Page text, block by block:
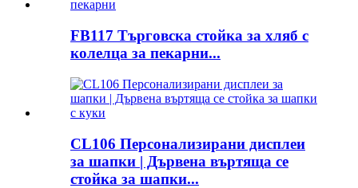
FB117 Търговска стойка за хляб с
колелца за пекарни...
CL106 Персонализирани дисплеи
за шапки | Дървена въртяща се
стойка за шапки...